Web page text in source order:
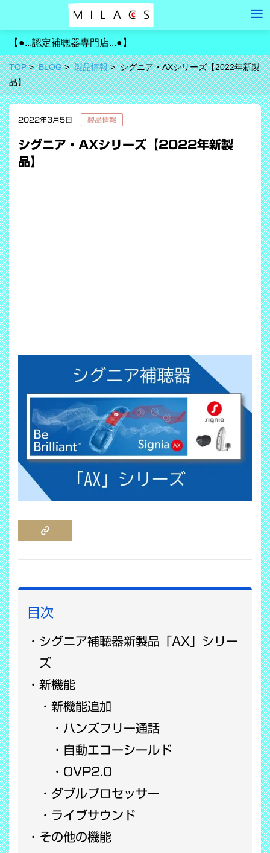
【●...認定補聴器専門店...●】
TOP BLOG 製品情報
シグニア・AXシリーズ【2022年新製
品】
2022年3月5日 製品情報
シグニア・AXシリーズ【2022年新製
品】
目次
シグニア補聴器新製品「AX」シリー
ズ
新機能
新機能追加
ハンズフリー通話
自動エコーシールド
OVP2.0
ダブルプロセッサー
ライブサウンド
その他の機能